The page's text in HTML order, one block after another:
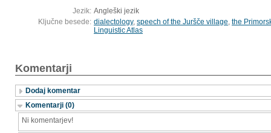
Jezik: Angleški jezik
Ključne besede: dialectology, speech of the Juršče village, the
Linguistic Atlas
Komentarji
Dodaj komentar
Komentarji (0)
Ni komentarjev!